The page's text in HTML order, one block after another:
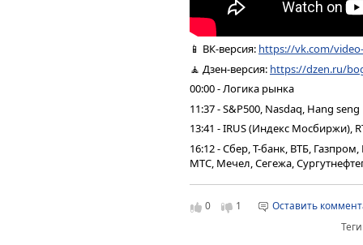
📱 ВК-версия: https://vk.com/video-
🧘 Дзен-версия: https://dzen.ru/
00:00 - Логика рынка
11:37 - S&P500, Nasdaq, Hang seng
13:41 - IRUS (Индекс Мосбиржи),
16:12 - Сбер, Т-банк, ВТБ,
МТС, Мечел, Сегежа,
19:43 - Юань рубль, рубль
20:40 - Фьючерс на газ,
23:17 - DXY, US10Y, VIX,
0 1
Оставить